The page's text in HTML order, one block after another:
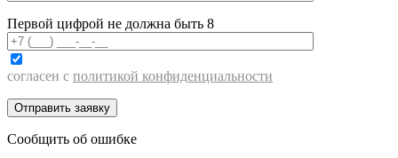
Первой цифрой не должна быть 8
согласен с политикой конфиденциальности
Сообщить об ошибке